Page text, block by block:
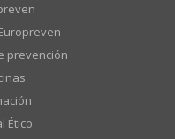
prevención
Ético